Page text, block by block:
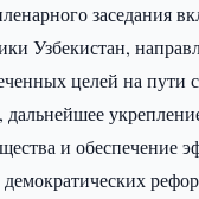
заседания
Узбекистан,
целей на пути
дальнейшее
и обеспечение